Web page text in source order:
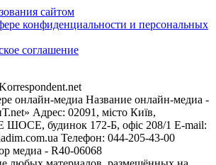
сайтом
конфиденциальности и персональных
соглашение
онлайн-медиа Название онлайн-медиа -
Адрес: 02091, місто Київ,
будинок 172-Б, офіс 208/1 E-mail:
Телефон: 044-205-43-00
медиа - R40-06068